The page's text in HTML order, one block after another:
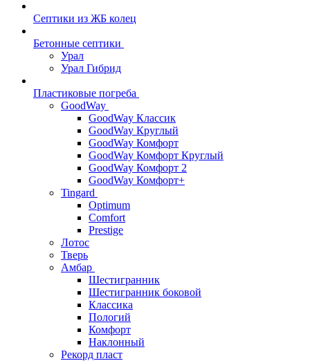
Септики из ЖБ колец
Бетонные септики
Урал
Урал Гибрид
Пластиковые погреба
GoodWay
GoodWay Классик
GoodWay Круглый
GoodWay Комфорт
GoodWay Комфорт Круглый
GoodWay Комфорт 2
GoodWay Комфорт+
Tingard
Optimum
Comfort
Prestige
Лотос
Тверь
Амбар
Шестигранник
Шестигранник боковой
Классика
Пологий
Комфорт
Наклонный
Рекорд пласт